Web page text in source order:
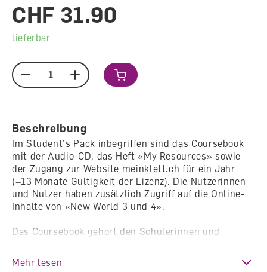
CHF 31.90
lieferbar
Menge
Beschreibung
Im Student’s Pack inbegriffen sind das Coursebook
mit der Audio-CD, das Heft «My Resources» sowie
der Zugang zur Website meinklett.ch für ein Jahr
(=13 Monate Gültigkeit der Lizenz). Die Nutzerinnen
und Nutzer haben zusätzlich Zugriff auf die Online-
Inhalte von «New World 3 und 4».
Das Coursebook gehört den Schülerinnen und
Schülern. Sie schreiben hinein, markieren Texte und
machen Notizen. Um den unterschiedlichen Niveaus
gerecht zu werden, gibt es eine Ausgabe für
Mehr lesen